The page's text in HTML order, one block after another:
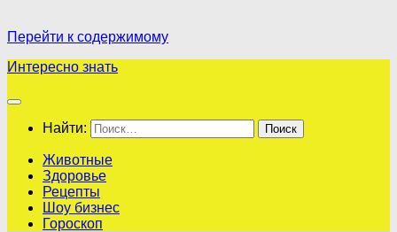
Перейти к содержимому
Интересно знать
Найти:
Животные
Здоровье
Рецепты
Шоу бизнес
Гороскоп